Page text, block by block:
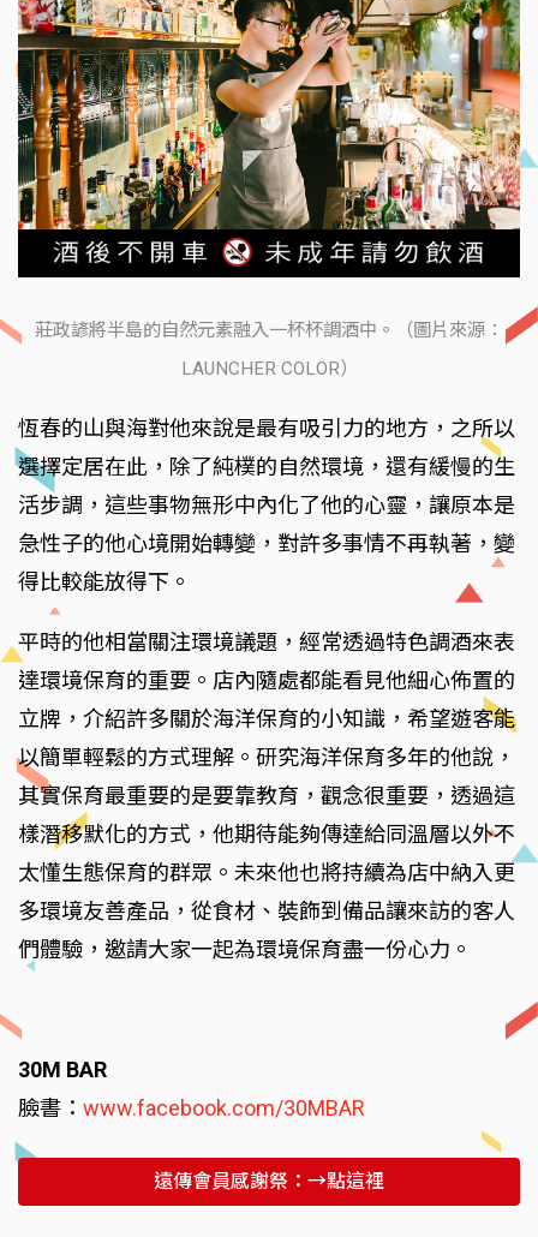
莊政諺將半島的自然元素融入一杯杯調酒中。（圖片來源：
LAUNCHER COLOR）
恆春的山與海對他來說是最有吸引力的地方，之所以
選擇定居在此，除了純樸的自然環境，還有緩慢的生
活步調，這些事物無形中內化了他的心靈，讓原本是
急性子的他心境開始轉變，對許多事情不再執著，變
得比較能放得下。
平時的他相當關注環境議題，經常透過特色調酒來表
達環境保育的重要。店內隨處都能看見他細心佈置的
立牌，介紹許多關於海洋保育的小知識，希望遊客能
以簡單輕鬆的方式理解。研究海洋保育多年的他說，
其實保育最重要的是要靠教育，觀念很重要，透過這
樣潛移默化的方式，他期待能夠傳達給同溫層以外不
太懂生態保育的群眾。未來他也將持續為店中納入更
多環境友善產品，從食材、裝飾到備品讓來訪的客人
們體驗，邀請大家一起為環境保育盡一份心力。
30M BAR
臉書： www.facebook.com/30MBAR
遠傳會員感謝祭：→點這裡